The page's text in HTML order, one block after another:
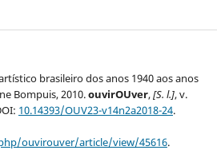
brasileiro dos anos 1940 aos anos
Bompuis, 2010.ouvirOUver,[S. l.], v.
10.14393/OUV23-v14n2a2018-24.
ouvirouver/article/view/45616.